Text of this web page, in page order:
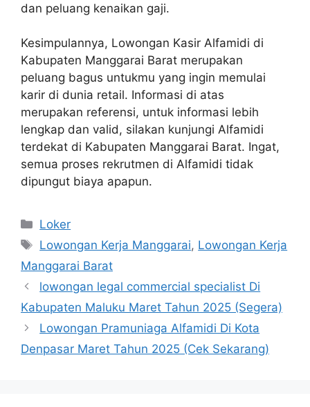
dan peluang kenaikan gaji.
Kesimpulannya, Lowongan Kasir Alfamidi di
Kabupaten Manggarai Barat merupakan
peluang bagus untukmu yang ingin memulai
karir di dunia retail. Informasi di atas
merupakan referensi, untuk informasi lebih
lengkap dan valid, silakan kunjungi Alfamidi
terdekat di Kabupaten Manggarai Barat. Ingat,
semua proses rekrutmen di Alfamidi tidak
dipungut biaya apapun.
Kategori
Loker
Tag
Lowongan Kerja Manggarai, Lowongan Kerja
Manggarai Barat
lowongan legal commercial specialist Di
Kabupaten Maluku Maret Tahun 2025 (Segera)
Lowongan Pramuniaga Alfamidi Di Kota
Denpasar Maret Tahun 2025 (Cek Sekarang)